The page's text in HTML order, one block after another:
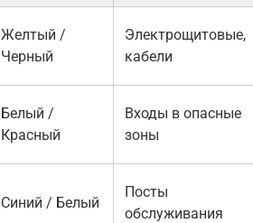
Желтый /
Черный
Электрощитовые,
кабели
Белый /
Красный
Входы в опасные
зоны
Синий / Белый
Посты
обслуживания